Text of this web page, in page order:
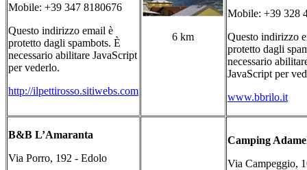
Mobile: +39 347 8180676
Questo indirizzo email è
protetto dagli spambots. È
necessario abilitare JavaScript
per vederlo.
http://ilpettirosso.sitiwebs.com
6 km
Mobile: +39 328
Questo indirizzo
protetto dagli
necessario
JavaScript per
www.bbrilo.it
B&B L’Amaranta
Via Porro, 192 - Edolo
Camping
Via Campeggio,